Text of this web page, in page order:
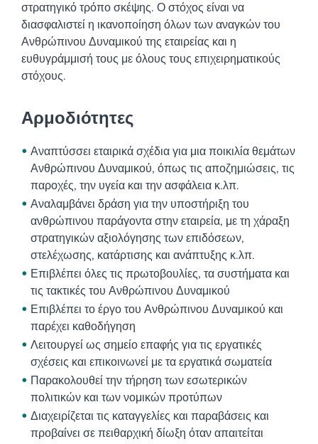
στρατηγικό τρόπο σκέψης. Ο στόχος είναι να
διασφαλιστεί η ικανοποίηση όλων των αναγκών του
Ανθρώπινου Δυναμικού της εταιρείας και η
ευθυγράμμισή τους με όλους τους επιχειρηματικούς
στόχους.
Αρμοδιότητες
Αναπτύσσει εταιρικά σχέδια για μια ποικιλία θεμάτων
Ανθρώπινου Δυναμικού, όπως τις αποζημιώσεις, τις
παροχές, την υγεία και την ασφάλεια κ.λπ.
Αναλαμβάνει δράση για την υποστήριξη του
ανθρώπινου παράγοντα στην εταιρεία, με τη χάραξη
στρατηγικών αξιολόγησης των επιδόσεων,
στελέχωσης, κατάρτισης και ανάπτυξης κ.λπ.
Επιβλέπει όλες τις πρωτοβουλίες, τα συστήματα και
τις τακτικές του Ανθρώπινου Δυναμικού
Επιβλέπει το έργο του Ανθρώπινου Δυναμικού και
παρέχει καθοδήγηση
Λειτουργεί ως σημείο επαφής για τις εργατικές
σχέσεις και επικοινωνεί με τα εργατικά σωματεία
Παρακολουθεί την τήρηση των εσωτερικών
πολιτικών και των νομικών προτύπων
Διαχειρίζεται τις καταγγελίες και παραβάσεις και
προβαίνει σε πειθαρχική δίωξη όταν απαιτείται